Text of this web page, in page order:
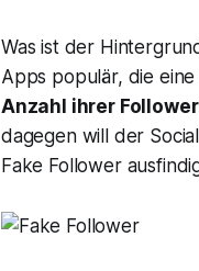
Was ist der
Apps populär, die
Anzahl ihrer
dagegen will der
Fake Follower